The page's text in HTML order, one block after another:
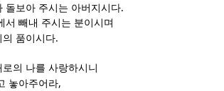
돌보아 주시는 아버지시다.
서 빼내 주시는 분이시며
의 품이시다.
의 나를 사랑하시니
놓아주어라,